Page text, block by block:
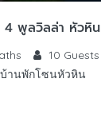
4 พูลวิลล่า หัวหิน
10 Guests
บ้านพักโซนหัวหิน